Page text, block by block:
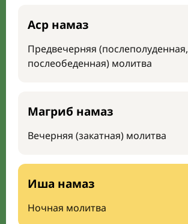
Аср намаз
Предвечерняя (послеполуденная,
послеобеденная) молитва
Магриб намаз
Вечерняя (закатная) молитва
Иша намаз
Ночная молитва